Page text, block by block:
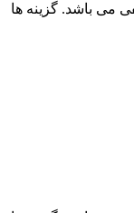
می باشد. گزینه ها